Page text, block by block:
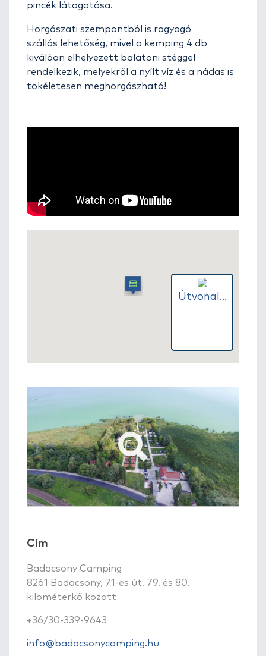
pincék látogatása.
Horgászati szempontból is ragyogó
szállás lehetőség, mivel a kemping 4 db
kiválóan elhelyezett balatoni stéggel
rendelkezik, melyekről a nyílt víz és a nádas is
tökéletesen meghorgászható!
Útvonal...
Cím
Badacsony Camping
8261 Badacsony, 71-es út, 79. és 80.
kilométerkő között
+36/30-339-9643
info@badacsonycamping.hu